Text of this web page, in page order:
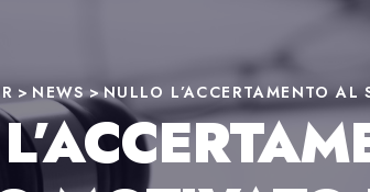
> NEWS>NULLO L’ACCERTAMENTO